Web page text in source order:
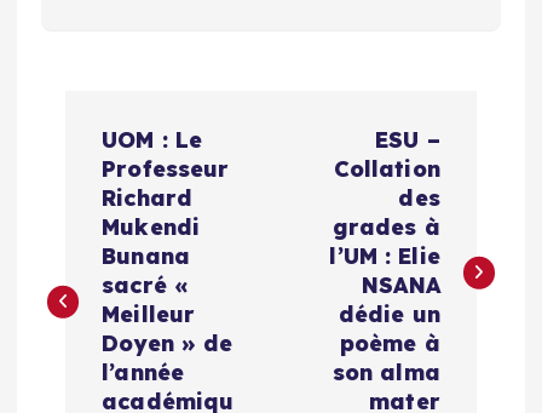
i
UOM : Le
Professeur
Richard
Mukendi
Bunana
sacré «
Meilleur
Doyen » de
l’année
académiqu
ESU –
Collation
des
grades à
l’UM : Elie
NSANA
dédie un
poème à
son alma
mater